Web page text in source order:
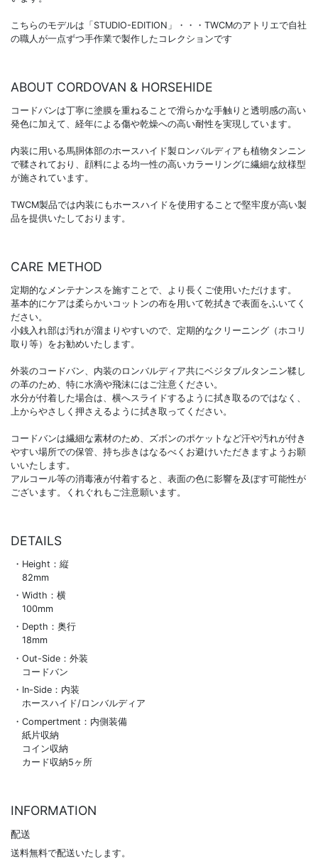
こちらのモデルは「STUDIO-EDITION」・・・TWCMのアトリエで自社
の職人が一点ずつ手作業で製作したコレクションです
ABOUT CORDOVAN & HORSEHIDE
コードバンは丁寧に塗膜を重ねることで滑らかな手触りと透明感の高い
発色に加えて、経年による傷や乾燥への高い耐性を実現しています。
内装に用いる馬胴体部のホースハイド製ロンバルディアも植物タンニン
で鞣されており、顔料による均一性の高いカラーリングに繊細な紋様型
が施されています。
TWCM製品では内装にもホースハイドを使用することで堅牢度が高い製
品を提供いたしております。
CARE METHOD
定期的なメンテナンスを施すことで、より長くご使用いただけます。
基本的にケアは柔らかいコットンの布を用いて乾拭きで表面をふいてく
ださい。
小銭入れ部は汚れが溜まりやすいので、定期的なクリーニング（ホコリ
取り等）をお勧めいたします。
外装のコードバン、内装のロンバルディア共にベジタブルタンニン鞣し
の革のため、特に水滴や飛沫にはご注意ください。
水分が付着した場合は、横へスライドするように拭き取るのではなく、
上からやさしく押さえるように拭き取ってください。
コードバンは繊細な素材のため、ズボンのポケットなど汗や汚れが付き
やすい場所での保管、持ち歩きはなるべくお避けいただきますようお願
いいたします。
アルコール等の消毒液が付着すると、表面の色に影響を及ぼす可能性が
ございます。くれぐれもご注意願います。
DETAILS
Height：縦
82mm
Width：横
100mm
Depth：奥行
18mm
Out-Side：外装
コードバン
In-Side：内装
ホースハイド/ロンバルディア
Compertment：内側装備
紙片収納
コイン収納
カード収納5ヶ所
INFORMATION
配送
送料無料で配送いたします。